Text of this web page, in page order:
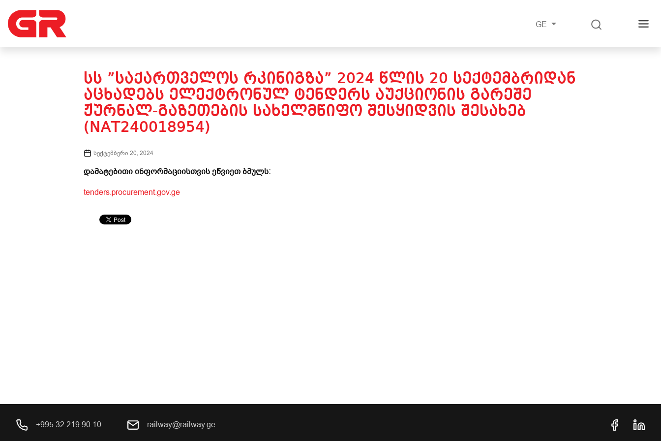
GE
ᲡᲡ ”ᲡᲐᲥᲐᲠᲗᲕᲔᲚᲝᲡ ᲠᲙᲘᲜᲘᲒᲖᲐ” 2024 ᲬᲚᲘᲡ 20 ᲡᲔᲥᲢᲔᲛᲑᲠᲘᲓᲐᲜ
ᲐᲪᲮᲐᲓᲔᲑᲡ ᲔᲚᲔᲥᲢᲠᲝᲜᲣᲚ ᲢᲔᲜᲓᲔᲠᲡ ᲐᲣᲥᲪᲘᲝᲜᲘᲡ ᲒᲐᲠᲔᲨᲔ
ᲟᲣᲠᲜᲐᲚ-ᲒᲐᲖᲔᲗᲔᲑᲘᲡ ᲡᲐᲮᲔᲚᲛᲬᲘᲤᲝ ᲨᲔᲡᲧᲘᲓᲕᲘᲡ ᲨᲔᲡᲐᲮᲔᲑ
(NAT240018954)
სექტემბერი 20, 2024
დამატებითი ინფორმაციისთვის ეწვიეთ ბმულს:
tenders.procurement.gov.ge
+995 32 219 90 10 railway@railway.ge